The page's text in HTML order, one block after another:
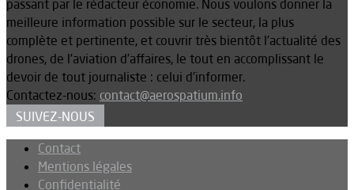
passant par le rédacteur économie. Nous voulons donner la
meilleure information possible sur le secteur, la plus
complète et pertinente, et couvrir très bientôt l’actualité des
drones, de l’aviation d’affaires, le tout en accomplissant le
devoir de tout journaliste : celui d’informer.
Contactez-nous: contact@aerospatium.info
SUIVEZ-NOUS
Contact
Mentions légales
Confidentialité